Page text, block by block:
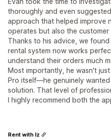
thoroughly and even
approach that helped improve
operates but also the customer
Thanks to his advice, we
rental system now works
understand their orders much
Most importantly, he wasn't
Pro itself—he genuinely
solution. That level of
I highly recommend both the
Rent with Iz